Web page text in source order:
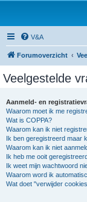
V&A
Forumoverzicht
Veelgestelde
Aanmeld- en
Waarom moet ik me
Wat is COPPA?
Waarom kan ik niet
Ik ben geregistreerd maar
Waarom kan ik niet
Ik heb me ooit
Ik weet mijn wachtwoord
Waarom word ik
Wat doet "verwijder